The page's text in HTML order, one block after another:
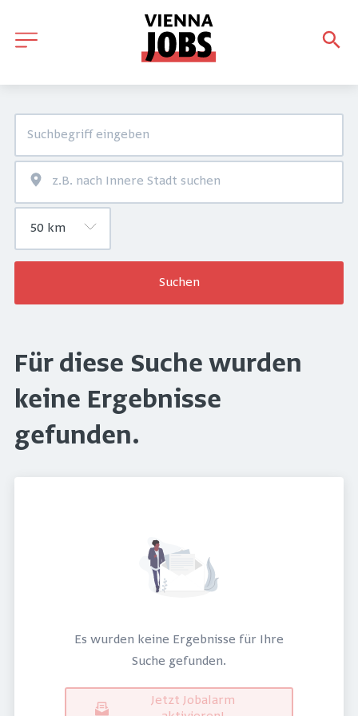
Suchen
Für diese Suche wurden
keine Ergebnisse
gefunden.
Es wurden keine Ergebnisse für Ihre
Suche gefunden.
Jetzt Jobalarm